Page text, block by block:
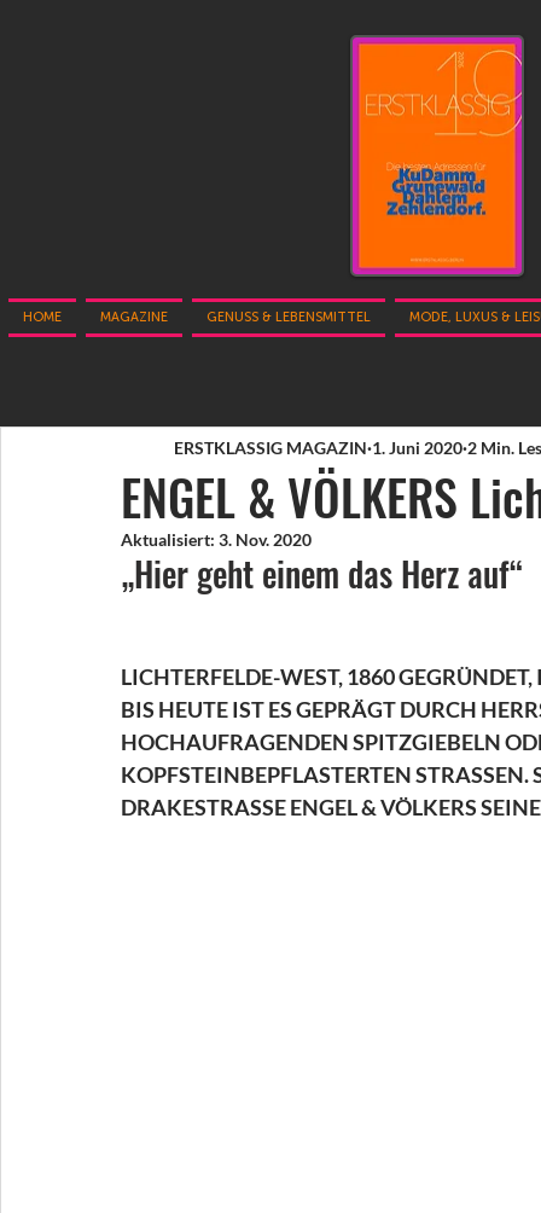
HOME MAGAZINE GENUSS & LEBENSMITTEL MODE, LUXUS &
ENGEL & VÖLKERS
ERSTKLASSIG MAGAZIN 1. Juni 2020 2 Min.
Aktualisiert: 3. Nov. 2020
„Hier geht einem das Herz auf“
LICHTERFELDE-WEST, 1860
BIS HEUTE IST ES GEPRÄGT DURCH
HOCHAUFRAGENDEN SPITZGIEBELN
KOPFSTEINBEPFLASTERTEN
DRAKESTRASSE ENGEL & VÖLKERS